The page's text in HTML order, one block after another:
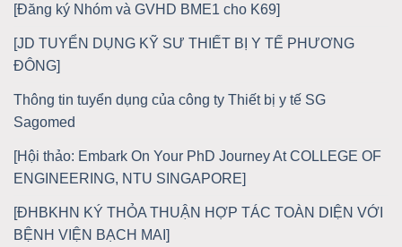
[Đăng ký Nhóm và GVHD BME1 cho K69]
[JD TUYỂN DỤNG KỸ SƯ THIẾT BỊ Y TẾ PHƯƠNG
ĐÔNG]
Thông tin tuyển dụng của công ty Thiết bị y tế SG
Sagomed
[Hội thảo: Embark On Your PhD Journey At COLLEGE OF
ENGINEERING, NTU SINGAPORE]
[ĐHBKHN KÝ THỎA THUẬN HỢP TÁC TOÀN DIỆN VỚI
BỆNH VIỆN BẠCH MAI]